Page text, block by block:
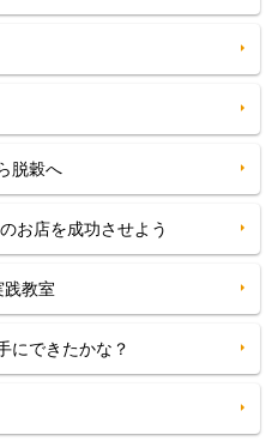
脱穀へ
お店を成功させよう
教室
にできたかな？